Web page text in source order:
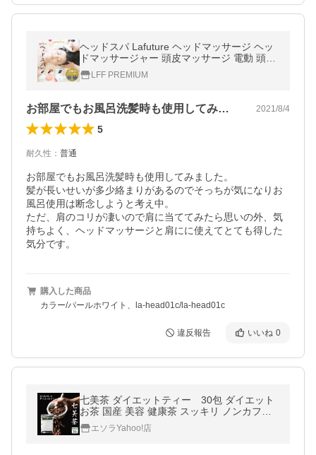
ヘッドスパ Lafuture ヘッドマッサージ ヘッ
ドマッサージャー 頭皮マッサージ 電動 頭皮
エステ 頭皮ケア 頭皮ブラシ 水洗い 健康グッ
ズ スカルプ 首 肩 父の日
LFF PREMIUM
お部屋でもお風呂洗髪時も使用してみまし… 2021/8/4
5
耐久性 ： 普通
お部屋でもお風呂洗髪時も使用してみました。
髪が長いせいが多少絡まりがあるのでそっちが気になりお
風呂使用は断念しようと考え中。
ただ、肩のコリが凄いので肩に当ててみたら思いの外、気
持ちよく、ヘッドマッサージと肩にに使えてとても得した
気分です。
購入した商品
カラー/パールホワイト、la-head01c/la-head01c
違反報告 いいね 0
七美茶 ダイエットティー 30包 ダイエット
お茶 国産 美容 健康茶 スッキリ ノンカフェ
インエソラYahoo!店